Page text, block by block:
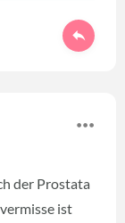
der Prostata
ist